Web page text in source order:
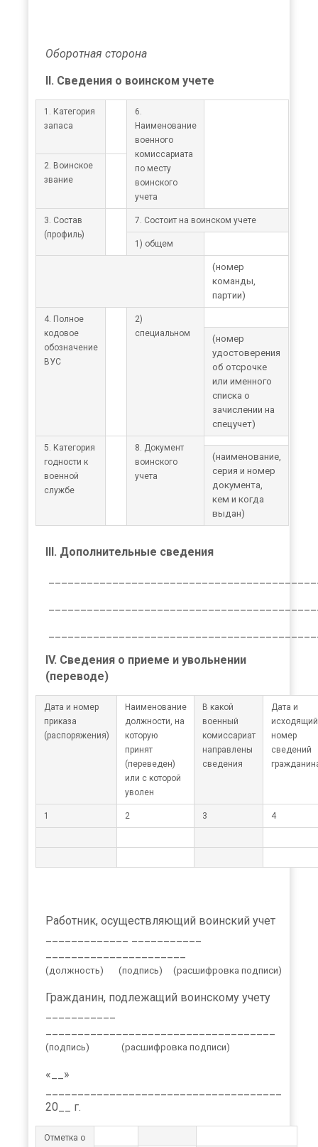
Оборотная сторона
II. Сведения о воинском учете
1. Категория
запаса
6.
Наименование
военного
комиссариата
по месту
воинского
учета
2. Воинское
звание
3. Состав
(профиль)
7. Состоит на воинском учете
1) общем
(номер
команды,
партии)
4. Полное
кодовое
обозначение
ВУС
2)
специальном
(номер
удостоверения
об отсрочке
или именного
списка о
зачислении на
спецучет)
5. Категория
годности к
военной
службе
8. Документ
воинского
учета
(наименование,
серия и номер
документа,
кем и когда
выдан)
III. Дополнительные сведения
IV. Сведения о приеме и увольнении
(переводе)
Дата и номер
приказа
(распоряжения)
Наименование
должности, на
которую
принят
(переведен)
или с которой
уволен
В какой
военный
комиссариат
направлены
сведения
Дата и
исходящий
номер
сведений
1 2 3 4
Работник, осуществляющий воинский учет
(должность) (подпись) (расшифровка подписи)
Гражданин, подлежащий воинскому учету
(подпись) (расшифровка подписи)
«__»
20__ г.
Отметка о